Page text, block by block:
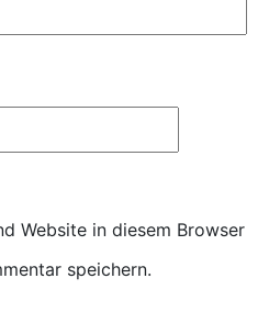
Website in diesem Browser
speichern.